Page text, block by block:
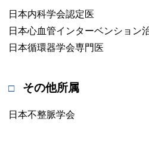
日本内科学会認定医
日本心血管インターベンション
日本循環器学会専門医
その他所属
日本不整脈学会